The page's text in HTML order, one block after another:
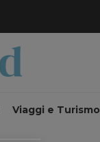
Viaggi e Turismo